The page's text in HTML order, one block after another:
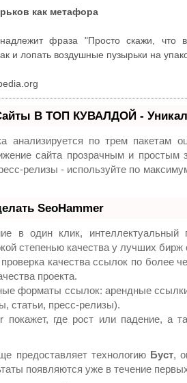
как метафора
фраза "Просто скажи, что
и лопать воздушные пузырьки на
В ТОП КУВАЛДОЙ -
анализируется по трем пакетам
сайта прозрачным и простым
релизы - используйте по
SeoHammer
в один клик, интеллектуальный
степенью качества у лучших бирж
качества ссылок по более
проекта.
форматы ссылок: арендные
статьи, пресс-релизы).
где рост или падение, а
предоставляет технологию Буст,
появляются уже в течение